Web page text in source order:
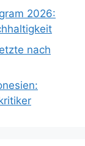
2026:
nach